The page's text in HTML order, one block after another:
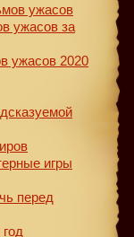
ужасов
ужасов за
ужасов 2020
игры
перед